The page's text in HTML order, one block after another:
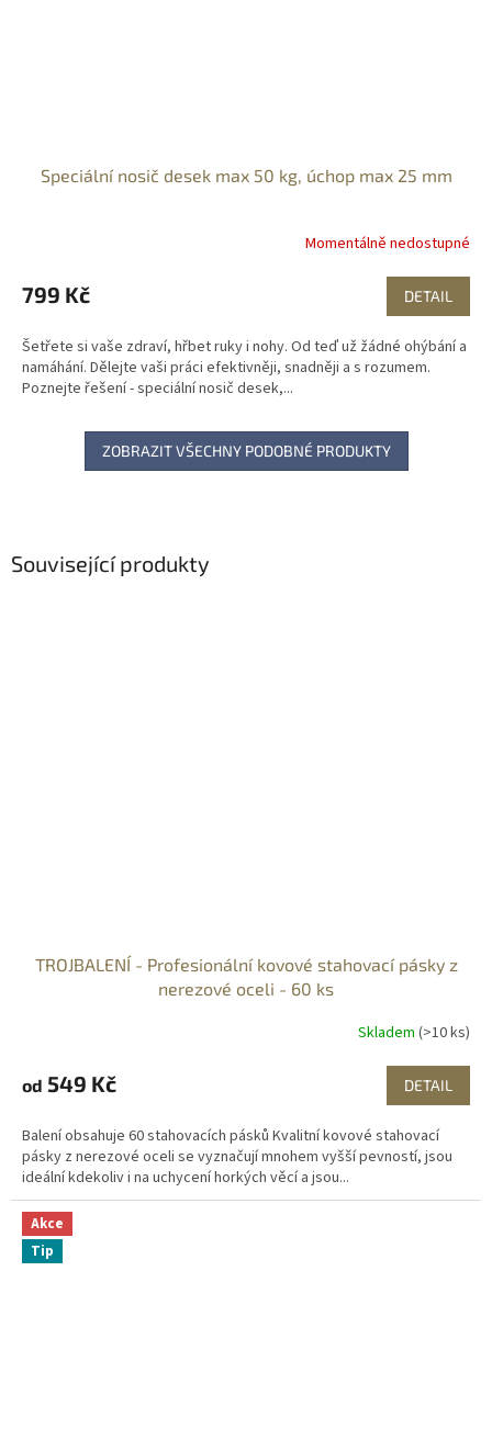
Související produkty
TROJBALENÍ - Profesionální kovové stahovací pásky z
nerezové oceli - 60 ks
Skladem (>10 ks)
od 549 Kč DETAIL
Balení obsahuje 60 stahovacích pásků Kvalitní kovové stahovací
pásky z nerezové oceli se vyznačují mnohem vyšší pevností, jsou
ideální kdekoliv i na uchycení horkých věcí a jsou...
Akce
Tip
Speciální nosič desek max 50 kg, úchop max 25 mm
Momentálně nedostupné
799 Kč DETAIL
Šetřete si vaše zdraví, hřbet ruky i nohy. Od teď už žádné ohýbání a
namáhání. Dělejte vaši práci efektivněji, snadněji a s rozumem.
Poznejte řešení - speciální nosič desek,...
ZOBRAZIT VŠECHNY PODOBNÉ PRODUKTY